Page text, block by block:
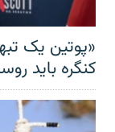
«پوتین یک
کنگره باید